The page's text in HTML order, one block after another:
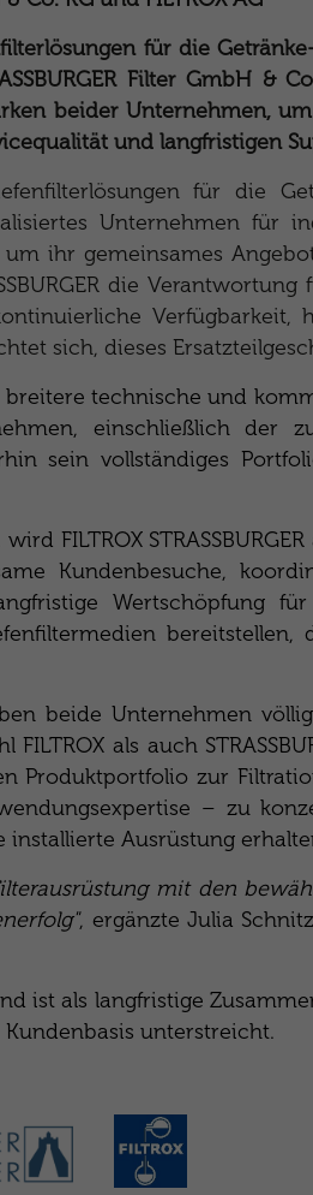
für die
Filter GmbH
beider Unternehmen,
und langfristigen
für die
Unternehmen
ihr gemeinsames
die
sich, dieses
technische und
einschließlich
sein vollständiges
FILTROX
Kundenbesuche,
Wertschöpfung
bereitstellen,
beide Unternehmen
als auch
Produktportfolio zur
– zu
Ausrüstung
mit den
, ergänzte Julia
ist als langfristige
unterstreicht.